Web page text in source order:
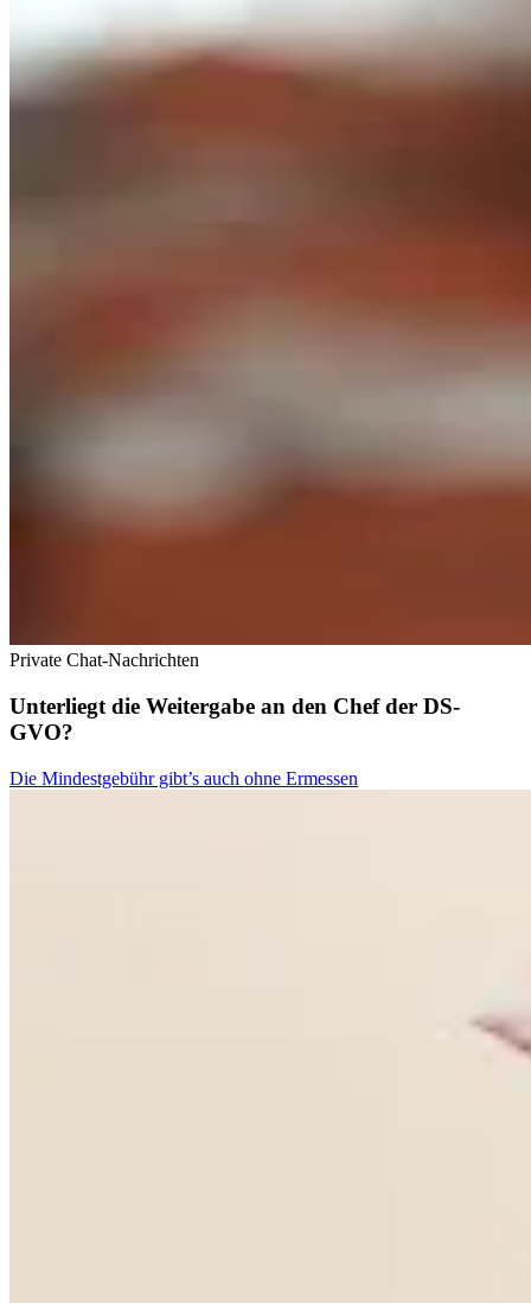
Private Chat-Nachrichten
Unterliegt die Weitergabe an den Chef der DS-
GVO?
Die Mindestgebühr gibt’s auch ohne Ermessen